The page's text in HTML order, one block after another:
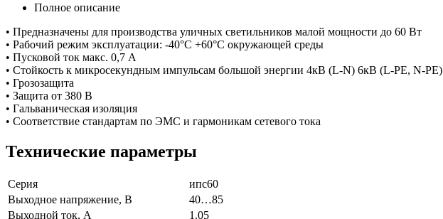
Полное описание
• Предназначены для производства уличных светильников малой мощности до 60 Вт
• Рабочий режим эксплуатации: -40°C +60°C окружающей среды
• Пусковой ток макс. 0,7 A
• Стойкость к микросекундным импульсам большой энергии 4кВ (L-N) 6кВ (L-PE, N-PE)
• Грозозащита
• Защита от 380 В
• Гальваническая изоляция
• Соответствие стандартам по ЭМС и гармоникам сетевого тока
Технические параметры
Серия
ипс60
Выходное напряжение, В
40…85
Выходной ток, А
1.05